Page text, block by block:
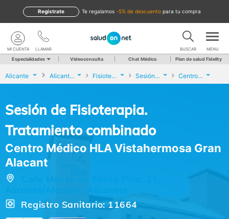
te regalamos -5% de descuento para tu compra
Regístrate
LLAMAR
MI CUENTA BUSCAR MENU
Especialidades Videoconsulta Chat Médico Plan de salud Fidelity
Alicante Alicante/Alacant Fisioterapia Sesión de Fisioterapia. Tratamiento combinado Centro Médico HLA Vistahermosa Gran Alacant
Sesión de Fisioterapia.
Tratamiento combinado
Centro Médico HLA Vistahermosa Gran
Alacant
Calle Monte de Santa Pola, 15,
Alicante/Alacant (Alicante)
Registro Sanitario: 11664